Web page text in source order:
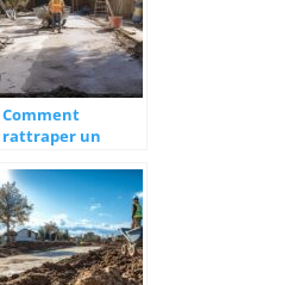
Comment
rattraper un
raté : 5
techniques
professionnelles
pour sauver votre
terrasse